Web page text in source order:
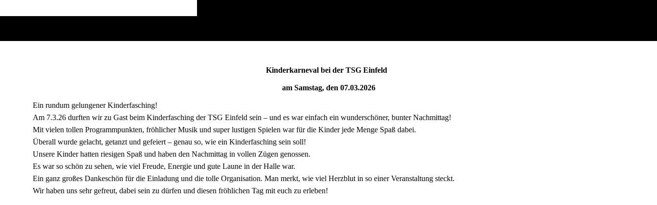
Kinderkarneval bei der TSG Einfeld
am Samstag, den 07.03.2026
Ein rundum gelungener Kinderfasching!
Am 7.3.26 durften wir zu Gast beim Kinderfasching der TSG Einfeld sein – und es war einfach ein wunderschöner, bunter Nachmittag!
Mit vielen tollen Programmpunkten, fröhlicher Musik und super lustigen Spielen war für die Kinder jede Menge Spaß dabei.
Überall wurde gelacht, getanzt und gefeiert – genau so, wie ein Kinderfasching sein soll!
Unsere Kinder hatten riesigen Spaß und haben den Nachmittag in vollen Zügen genossen.
Es war so schön zu sehen, wie viel Freude, Energie und gute Laune in der Halle war.
Ein ganz großes Dankeschön für die Einladung und die tolle Organisation. Man merkt, wie viel Herzblut in so einer Veranstaltung steckt.
Wir haben uns sehr gefreut, dabei sein zu dürfen und diesen fröhlichen Tag mit euch zu erleben!